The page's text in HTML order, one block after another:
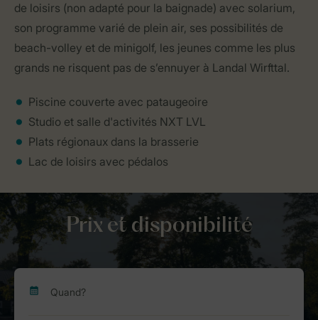
de loisirs (non adapté pour la baignade) avec solarium,
son programme varié de plein air, ses possibilités de
beach-volley et de minigolf, les jeunes comme les plus
grands ne risquent pas de s’ennuyer à Landal Wirfttal.
Piscine couverte avec pataugeoire
Studio et salle d'activités NXT LVL
Plats régionaux dans la brasserie
Lac de loisirs avec pédalos
Prix et disponibilité